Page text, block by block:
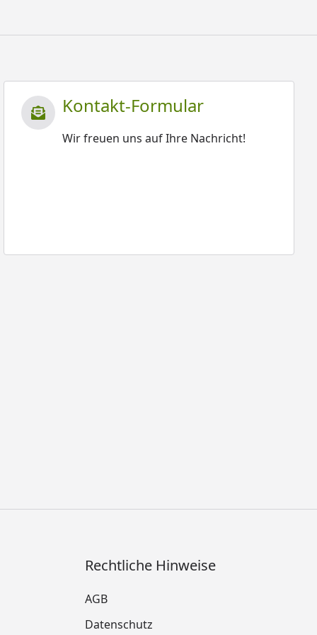
Kontakt-Formular
Wir freuen uns auf Ihre Nachricht!
Rechtliche Hinweise
AGB
Datenschutz